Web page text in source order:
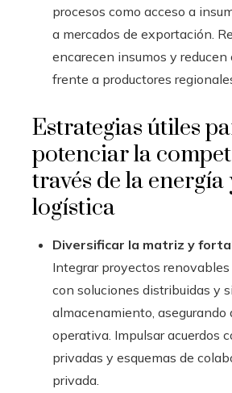
procesos como acceso a
a mercados de exportación.
encarecen insumos y
frente a productores
Estrategias útiles
potenciar la
través de la energía
logística
Diversificar la matriz y
Integrar proyectos
con soluciones distribuidas y
almacenamiento, asegurando
operativa. Impulsar acuerdos
privadas y esquemas de
privada.